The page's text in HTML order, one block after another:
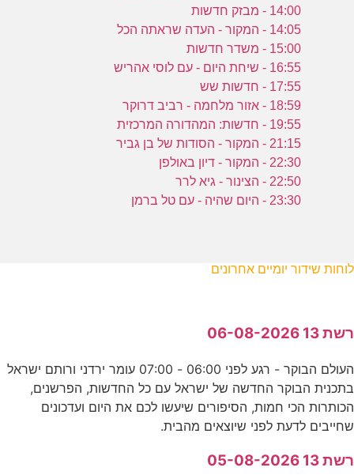
14:00 - מבזק חדשות
14:05 - המקור - העדה שראתה הכל
15:00 - משדר חדשות
16:55 - שיחת היום - עם לוסי אהריש
17:55 - חדשות שש
18:59 - אזור מלחמה - רביב דרוקר
19:55 - חדשות: המהדורה המרכזית
21:15 - המקור - הסודות של בן גביר
22:30 - המקור - דיון באולפן
22:50 - הצינור - גיא לרר
23:30 - היום שהיה - עם טל ברמן
לוחות שידור יומיים אחרונים
רשת 13 06-08-2026
העולם הבוקר - רגע לפני 06:00 - 07:00 עומר ירדני ורותם ישראל
בתכנית הבוקר החדשה של ישראל עם כל החדשות, הפרשנים,
הכותרות הכי חמות, הסיפורים שיעשו לכם את היום ועדכונים
שחייבים לדעת לפני שיוצאים מהבית.
רשת 13 05-08-2026